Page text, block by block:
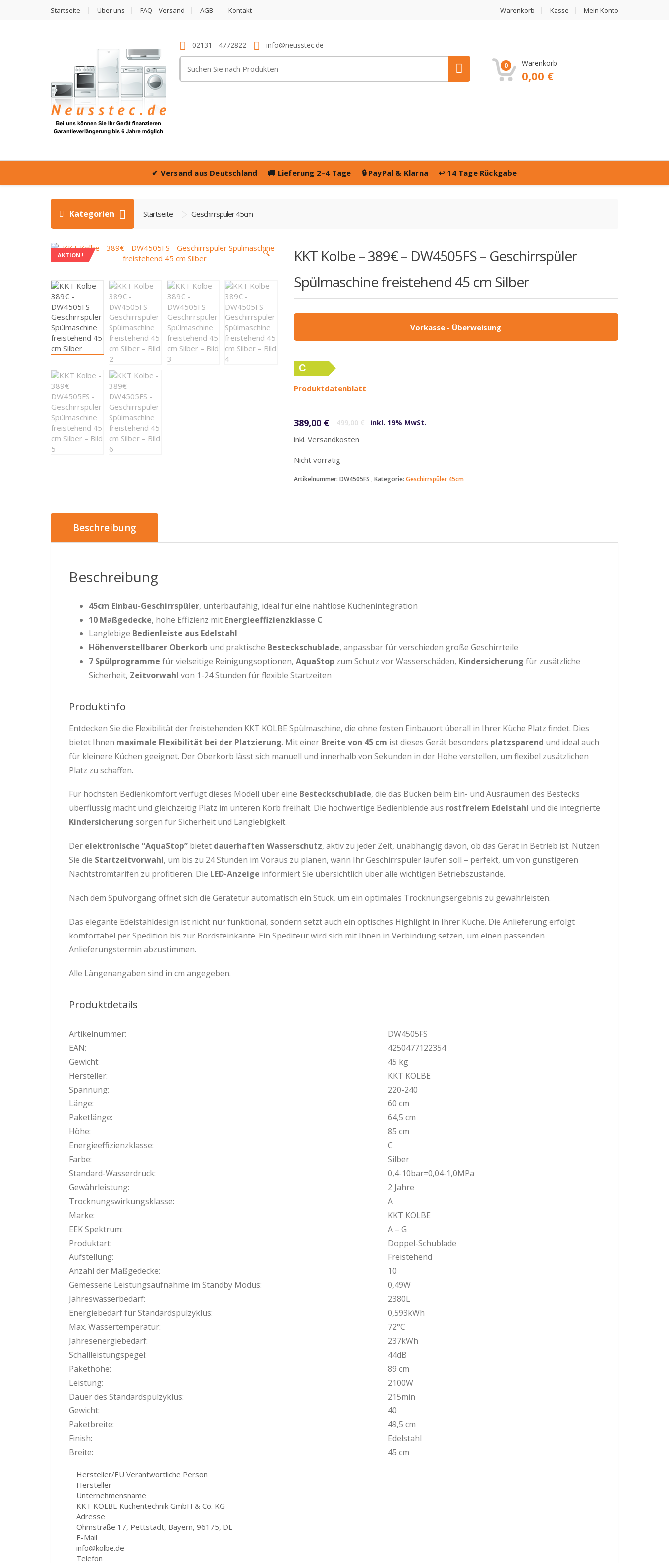
Startseite Über uns FAQ – Versand AGB Kontakt Warenkorb Kasse Mein Konto
02131 - 4772822 info@neusstec.de
nach:
0 Warenkorb
0,00 €
✔ Versand aus Deutschland 🚚 Lieferung 2–4 Tage 🔒 PayPal & Klarna↩️ 14 Tage Rückgabe
Kategorien Startseite Geschirrspüler 45cm
AKTION ! 🔍
KKT Kolbe – 389€ – DW4505FS – Geschirrspüler
Spülmaschine freistehend 45 cm Silber
Vorkasse - Überweisung
C
Produktdatenblatt
499,00€
389,00 € inkl. 19% MwSt.
inkl. Versandkosten
Nicht vorrätig
Artikelnummer: DW4505FS Kategorie: Geschirrspüler 45cm
Beschreibung
Beschreibung
45cm Einbau-Geschirrspüler, unterbaufähig, ideal für eine nahtlose Küchenintegration
10 Maßgedecke, hohe Effizienz mit Energieeffizienzklasse C
Langlebige Bedienleiste aus Edelstahl
Höhenverstellbarer Oberkorb und praktische Besteckschublade, anpassbar für verschieden große Geschirrteile
7 Spülprogramme für vielseitige Reinigungsoptionen, AquaStop zum Schutz vor Wasserschäden, Kindersicherung für zusätzliche
Sicherheit, Zeitvorwahl von 1-24 Stunden für flexible Startzeiten
Produktinfo
Entdecken Sie die Flexibilität der freistehenden KKT KOLBE Spülmaschine, die ohne festen Einbauort überall in Ihrer Küche Platz findet. Dies
bietet Ihnen maximale Flexibilität bei der Platzierung. Mit einer Breite von 45 cm ist dieses Gerät besonders platzsparend und ideal auch
für kleinere Küchen geeignet. Der Oberkorb lässt sich manuell und innerhalb von Sekunden in der Höhe verstellen, um flexibel zusätzlichen
Platz zu schaffen.
Für höchsten Bedienkomfort verfügt dieses Modell über eine Besteckschublade, die das Bücken beim Ein- und Ausräumen des Bestecks
überflüssig macht und gleichzeitig Platz im unteren Korb freihält. Die hochwertige Bedienblende aus rostfreiem Edelstahl und die integrierte
Kindersicherung sorgen für Sicherheit und Langlebigkeit.
Der elektronische “AquaStop” bietet dauerhaften Wasserschutz, aktiv zu jeder Zeit, unabhängig davon, ob das Gerät in Betrieb ist. Nutzen
Sie die Startzeitvorwahl, um bis zu 24 Stunden im Voraus zu planen, wann Ihr Geschirrspüler laufen soll – perfekt, um von günstigeren
Nachtstromtarifen zu profitieren. Die LED-Anzeige informiert Sie übersichtlich über alle wichtigen Betriebszustände.
Nach dem Spülvorgang öffnet sich die Gerätetür automatisch ein Stück, um ein optimales Trocknungsergebnis zu gewährleisten.
Das elegante Edelstahldesign ist nicht nur funktional, sondern setzt auch ein optisches Highlight in Ihrer Küche. Die Anlieferung erfolgt
komfortabel per Spedition bis zur Bordsteinkante. Ein Spediteur wird sich mit Ihnen in Verbindung setzen, um einen passenden
Anlieferungstermin abzustimmen.
Alle Längenangaben sind in cm angegeben.
Produktdetails
Artikelnummer:
DW4505FS
EAN:
4250477122354
Gewicht:
45 kg
Hersteller:
KKT KOLBE
Spannung:
220-240
Länge:
60 cm
Paketlänge:
64,5 cm
Höhe:
85 cm
Energieeffizienzklasse:
C
Farbe:
Silber
Standard-Wasserdruck:
0,4-10bar=0,04-1,0MPa
Gewährleistung:
2 Jahre
Trocknungswirkungsklasse:
A
Marke:
KKT KOLBE
EEK Spektrum:
A – G
Produktart:
Doppel-Schublade
Aufstellung:
Freistehend
Anzahl der Maßgedecke:
10
Gemessene Leistungsaufnahme im Standby Modus:
0,49W
Jahreswasserbedarf:
2380L
Energiebedarf für Standardspülzyklus:
0,593kWh
Max. Wassertemperatur:
72°C
Jahresenergiebedarf:
237kWh
Schallleistungspegel:
44dB
Pakethöhe:
89 cm
Leistung:
2100W
Dauer des Standardspülzyklus:
215min
Gewicht:
40
Paketbreite:
49,5 cm
Finish:
Edelstahl
Breite:
45 cm
Hersteller/EU Verantwortliche Person
Hersteller
Unternehmensname
KKT KOLBE Küchentechnik GmbH & Co. KG
Adresse
Ohmstraße 17, Pettstadt, Bayern, 96175, DE
E-Mail
info@kolbe.de
Telefon